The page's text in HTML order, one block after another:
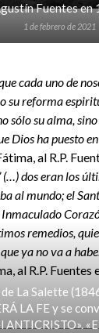
Fuentes en
1 de febrero de 2021
cada uno de
su reforma
sólo su alma,
Dios ha puesto
al R.P.
(…) dos eran los
al mundo; el
remedios,
ya no va a
al R.P. Fuentes
de La Salette
LA FE y se
ANTICRISTO».